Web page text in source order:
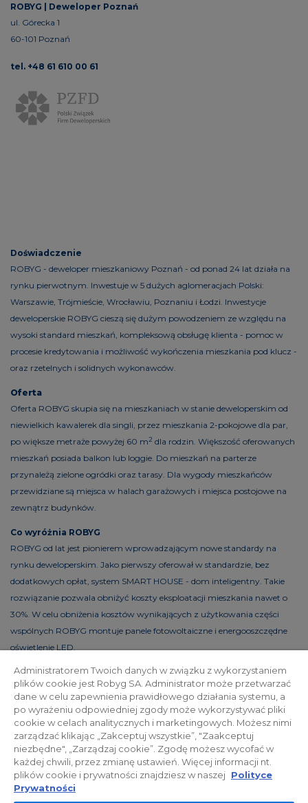
ROBYG | Deweloper Poznań
ul. Górecka 1
60-101 Poznań
tel. +48 61 610 00 61
Doświadczenie
ROBYG - deweloper mieszkaniowy Poznań - od ponad 24 lat działa na
rynku pierwotnym. Inwestuje w 5 dużych aglomeracjach Polski:
Warszawie, Trójmieście, Wrocławiu, Poznaniu i Łodzi. Inwestycje
deweloperskie ROBYG cieszą się dużym powodzeniem ze względu na
wysoki standard mieszkań, kompleksową obsługę klienta - pomoc w
procesie kredytowania i możliwość wykończenia mieszkania pod klucz -
oraz rzetelnych i solidnych wykonawców.
Oferta
Oferta ROBYG skupia się na mieszkaniach w stanie deweloperskim od
niewielkich kawalerek dla singli, przez mieszkania 2-pokojowe dla par,
po większe metraże powyżej 60 m2 dla rodzin. Większość oferowanych
mieszkań posiada balkon lub loggie. Do mieszkań na parterze
przynależą zielone ogródki oraz tarasy. Dla wygody mieszkańców
przewidziane są miejsca w halach garażowych i miejsca postojowe na
zewnątrz budynków.
Co wyróżnia ROBYG
ROBYG od lat jest pionierem wprowadzającym nowe standardy na
rynku deweloperskim. Jako pierwszy oferował w standardzie, bez
dodatkowych opłat, system SMART HOUSE - dom inteligentny. Takie
rozwiązanie pozwala obniżyć koszty eksploatacji mieszkania nawet o
30%. W celu obniżenia kosztów wynikających z użytkowania części
wspólnych ROBYG montuje panele fotowoltaiczne i energooszczędne
oświetlenie LED.
Polityka prywatności Relacje inwestorskie
Facebook
© 2026 ROBYG. Wszystkie prawa zastrzeżone. Powyższa oferta i
Administratorem Twoich danych w związku z wykorzystaniem
plików cookie jest Robyg SA. Administrator może przetwarzać
dane w celu zapewnienia prawidłowego działania systemu, a
po wyrażeniu odpowiedniej zgody może wykorzystywać pliki
cookie w celach analitycznych i marketingowych. Możesz nimi
zarządzać klikając „Zakceptuj wszystkie”, "Zaakceptuj
niezbędne", „Zarządzaj cookie”. Zgodę możesz wycofać w
każdej chwili, przez zmianę ustawień. Więcej informacji nt.
plików cookie i prywatności znajdziesz w naszej Polityce
Prywatności